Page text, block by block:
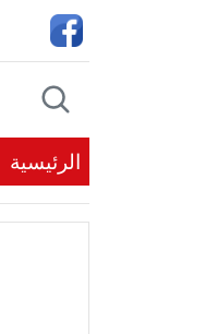
الرئيسية